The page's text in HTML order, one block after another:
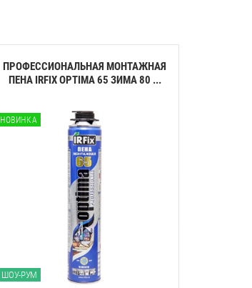
ПРОФЕССИОНАЛЬНАЯ МОНТАЖНАЯ
ПЕНА IRFIX OPTIMA 65 ЗИМА 80 ...
НОВИНКА
ШОУ-РУМ